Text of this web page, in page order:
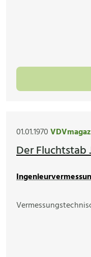
01.01.1970
Der Fluchtstab